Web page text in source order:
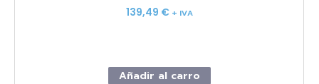
139,49 € + IVA
Añadir al carro